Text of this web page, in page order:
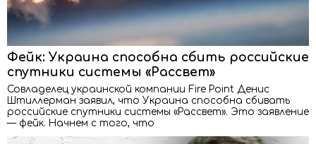
Фейк: Украина способна сбить российские
спутники системы «Рассвет»
Совладелец украинской компании Fire Point Денис
Штиллерман заявил, что Украина способна сбивать
российские спутники системы «Рассвет». Это заявление
— фейк. Начнем с того, что